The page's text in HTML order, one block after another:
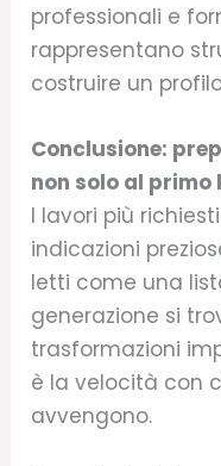
professionali e
rappresentano
costruire un
Conclusione:
non solo al primo
I lavori più
indicazioni
letti come una
generazione si
trasformazioni
è la velocità con
avvengono.